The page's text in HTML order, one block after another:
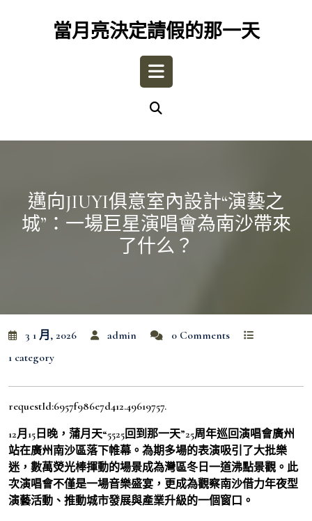
當月亮決定請假的那一天
Open
邁向JIUYI俱意室內設計“演藝之
城”：一場巨星演唱會為南沙帶來
了什么？
3 1 月, 2026 admin
0 Comments
1 category
requestId:6957f986e7d412.49619757.
12月15日晚，蒲月天“5525回到那一天”25周年巡回演唱會廣州
站在廣州南沙區落下帷幕。為期多場的表演吸引了大批樂
迷，數萬熒光棒揮動的場景成為灣區冬日一道沸點景觀。此
次演唱會不僅是一場音樂盛宴，更成為觀察南沙借力年夜型
演藝活動、推動城市發展與產業升級的一個窗口。